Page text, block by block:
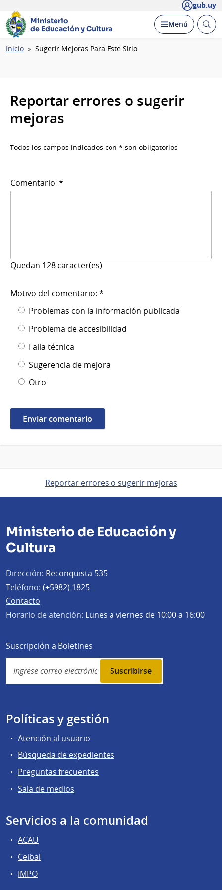
gub.uy
Ministerio
de Educación y Cultura
Desplegar
Menú Abrir
Ruta
Inicio Sugerir Mejoras Para Este Sitio
Reportar errores o sugerir
mejoras
Todos los campos indicados con * son obligatorios
Comentario: *
Quedan 128 caracter(es)
Motivo del comentario: *
Problemas con la información publicada
Problema de accesibilidad
Falla técnica
Sugerencia de mejora
Otro
Reportar errores o sugerir mejoras
Ministerio de Educación y
Cultura
Dirección: Reconquista 535
Teléfono: (+5982) 1825
Contacto
Horario de atención: Lunes a viernes de 10:00 a 16:00
Suscripción a Boletines
Simplenews
subscription
Políticas y gestión
Atención al usuario
Búsqueda de expedientes
Preguntas frecuentes
Sala de medios
Servicios a la comunidad
ACAU
Ceibal
IMPO